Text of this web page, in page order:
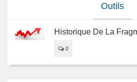
Outils
Historique De La
0